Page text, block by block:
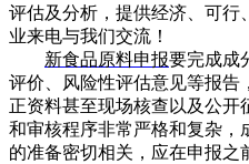
评估及分析，提供经济、可行
业来电与我们交流！
新食品原料申报要完成成
评价、风险性评估意见等报告
正资料甚至现场核查以及公
和审核程序非常严格和复杂，
的准备密切相关，应在申报之